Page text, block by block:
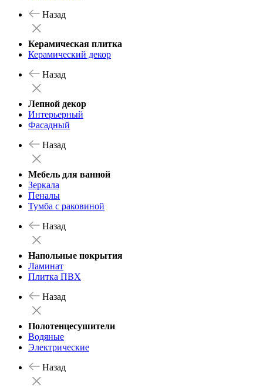
Назад
Керамическая плитка
Керамический декор
Назад
Лепной декор
Интерьерный
Фасадный
Назад
Мебель для ванной
Зеркала
Пеналы
Тумба с раковиной
Назад
Напольные покрытия
Ламинат
Плитка ПВХ
Назад
Полотенцесушители
Водяные
Электрические
Назад